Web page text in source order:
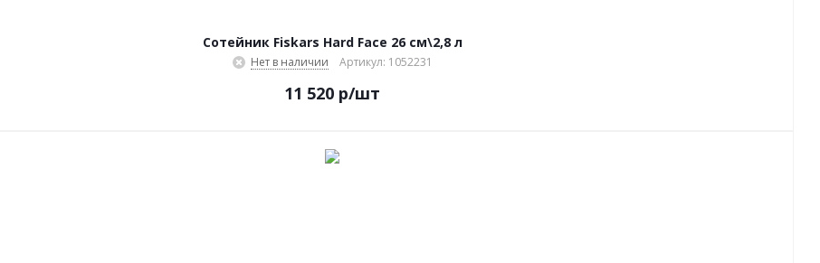
Сотейник Fiskars Hard Face 26 см\2,8 л
Нет в наличии Артикул: 1052231
11 520 р/шт